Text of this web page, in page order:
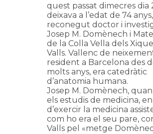
quest passat dimecres dia
deixava a l’edat de 74 anys,
reconegut doctor i
Josep M. Domènech i
de la Colla Vella dels
Valls. Vallenc de
resident a Barcelona des
molts anys, era catedràtic
d’anatomia humana.
Josep M. Domènech,
els estudis de medicina,
d’exercir la medicina
com ho era el seu pare,
Valls pel «metge